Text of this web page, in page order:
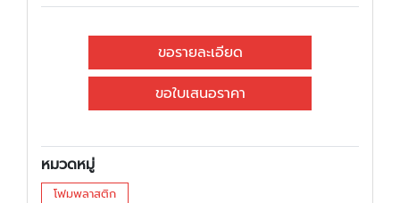
ขอรายละเอียด
ขอใบเสนอราคา
หมวดหมู่
โฟมพลาสติก